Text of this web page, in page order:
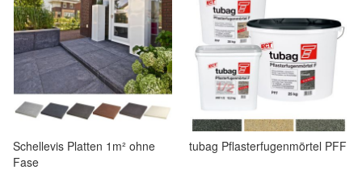
Schellevis Platten 1m² ohne
Fase
tubag Pflasterfugenmörtel PFF